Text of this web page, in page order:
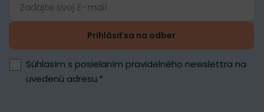
Prihlásiť sa na odber
Súhlasím s posielaním pravidelného newslettra na
uvedenú adresu.*